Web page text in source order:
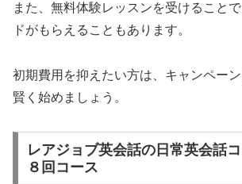
また、無料体験レッスンを受けること
ドがもらえることもあります。
初期費用を抑えたい方は、キャンペー
賢く始めましょう。
レアジョブ英会話の日常英会話
８回コース